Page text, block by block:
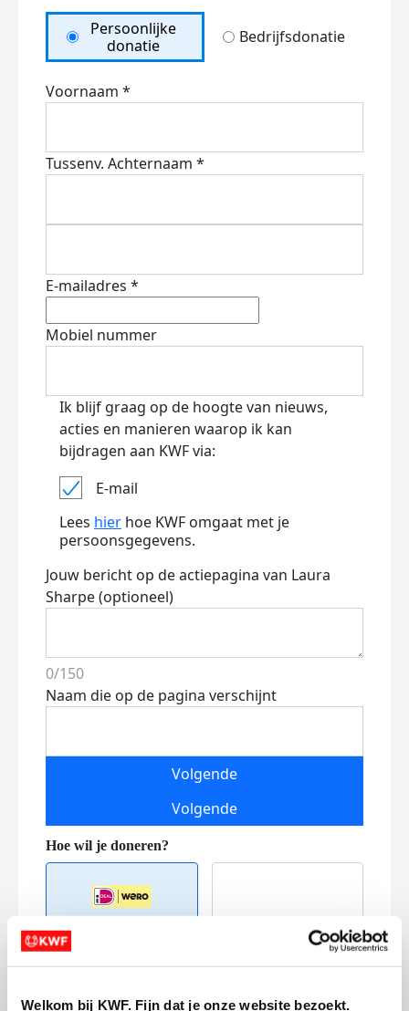
Welkom bij KWF. Fijn dat je onze website bezoekt.
Persoonlijke
donatie
Bedrijfsdonatie
Voornaam *
Tussenv. Achternaam *
E-mailadres *
Mobiel nummer
Ik blijf graag op de hoogte van nieuws,
acties en manieren waarop ik kan
bijdragen aan KWF via:
E-mail
Lees hier hoe KWF omgaat met je
persoonsgegevens.
Jouw bericht op de actiepagina van Laura
Sharpe (optioneel)
0/150
Naam die op de pagina verschijnt
Volgende
Volgende